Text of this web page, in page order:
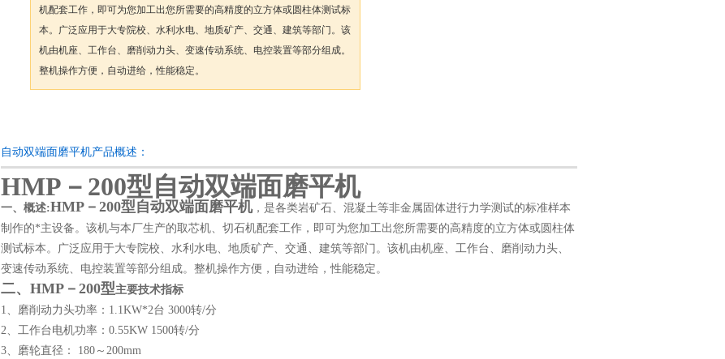
机配套工作，即可为您加工出您所需要的高精度的立方体或圆柱体测试标
本。广泛应用于大专院校、水利水电、地质矿产、交通、建筑等部门。该
机由机座、工作台、磨削动力头、变速传动系统、电控装置等部分组成。
整机操作方便，自动进给，性能稳定。
自动双端面磨平机产品概述：
HMP－200型自动双端面磨平机
一、概述:HMP－200型自动双端面磨平机，是各类岩矿石、混凝土等非金属固体进行力学测试的标准样本
制作的*主设备。该机与本厂生产的取芯机、切石机配套工作，即可为您加工出您所需要的高精度的立方体或圆柱体
测试标本。广泛应用于大专院校、水利水电、地质矿产、交通、建筑等部门。该机由机座、工作台、磨削动力头、
变速传动系统、电控装置等部分组成。整机操作方便，自动进给，性能稳定。
二、 HMP－200型主要技术指标
1、磨削动力头功率：1.1KW*2台 3000转/分
2、工作台电机功率：0.55KW 1500转/分
3、磨轮直径： 180～200mm